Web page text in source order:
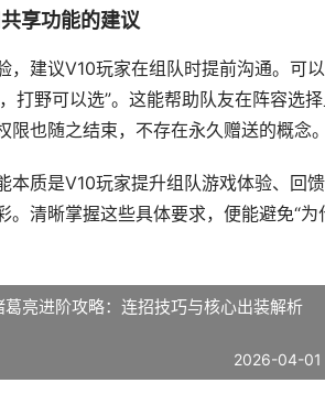
享功能的建议
，建议V10玩家在组队时提前沟通。可
打野可以选”。这能帮助队友在阵容选
限也随之结束，不存在永久赠送的概念。
本质是V10玩家提升组队游戏体验、回
。清晰掌握这些具体要求，便能避免“
葛亮进阶攻略：连招技巧与核心出装解析
2026-04-01